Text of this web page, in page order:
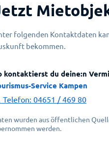
folgenden Kontaktdaten
bekommen.
kontaktierst du deine:n
Service Kampen
Telefon: 04651 / 469 80
wurden aus öffentlichen
werden.